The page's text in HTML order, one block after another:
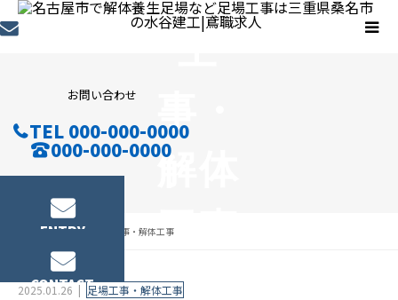
お問い合わせ
TEL 000-000-0000
000-000-0000
ENTRY
CONTACT
解体
工事
コラム 足場工事・解体工事
2025.01.26 足場工事・解体工事